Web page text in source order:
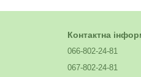
Контактна
066-802-24-81
067-802-24-81